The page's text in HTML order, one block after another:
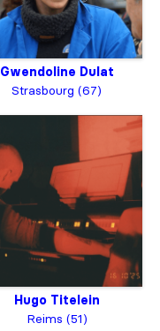
Gwendoline Dulat
Strasbourg (67)
Hugo Titelein
Reims (51)